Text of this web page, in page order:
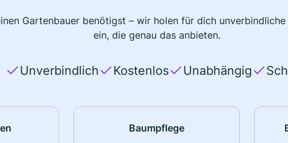
Gartenbauer benötigst – wir holen für dich
ein, die genau das anbieten.
Unverbindlich Kostenlos Unabhängig
Baumpflege